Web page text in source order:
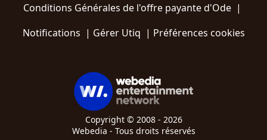
Conditions Générales de l'offre payante d'Ode |
Notifications | Gérer Utiq | Préférences cookies
Copyright © 2008 - 2026
Webedia - Tous droits réservés